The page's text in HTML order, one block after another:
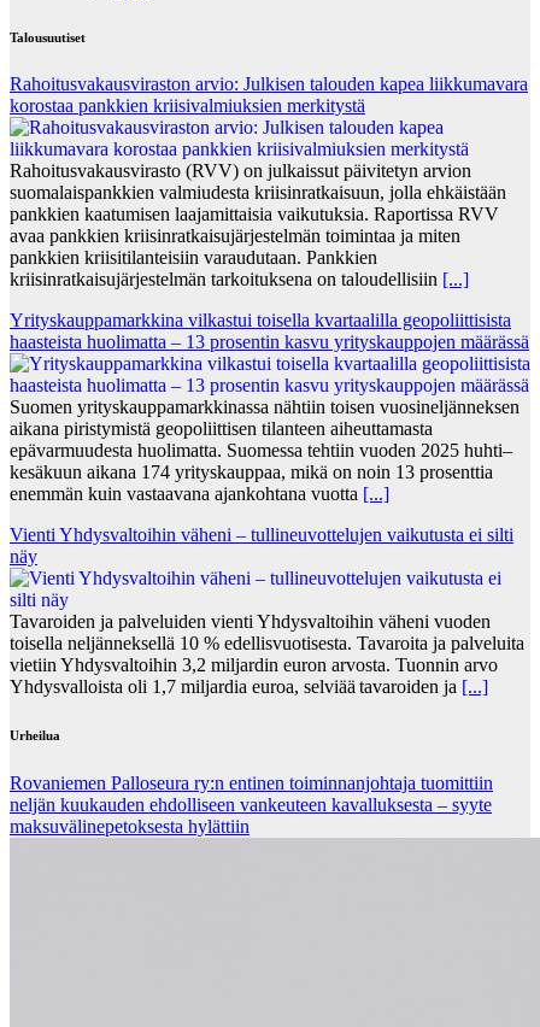
Talousuutiset
Rahoitusvakausviraston arvio: Julkisen talouden kapea liikkumavara
korostaa pankkien kriisivalmiuksien merkitystä
Rahoitusvakausvirasto (RVV) on julkaissut päivitetyn arvion
suomalaispankkien valmiudesta kriisinratkaisuun, jolla ehkäistään
pankkien kaatumisen laajamittaisia vaikutuksia. Raportissa RVV
avaa pankkien kriisinratkaisujärjestelmän toimintaa ja miten
pankkien kriisitilanteisiin varaudutaan. Pankkien
kriisinratkaisujärjestelmän tarkoituksena on taloudellisiin [...]
Yrityskauppamarkkina vilkastui toisella kvartaalilla geopoliittisista
haasteista huolimatta – 13 prosentin kasvu yrityskauppojen määrässä
Suomen yrityskauppamarkkinassa nähtiin toisen vuosineljänneksen
aikana piristymistä geopoliittisen tilanteen aiheuttamasta
epävarmuudesta huolimatta. Suomessa tehtiin vuoden 2025 huhti–
kesäkuun aikana 174 yrityskauppaa, mikä on noin 13 prosenttia
enemmän kuin vastaavana ajankohtana vuotta [...]
Vienti Yhdysvaltoihin väheni – tullineuvottelujen vaikutusta ei silti
näy
Tavaroiden ja palveluiden vienti Yhdysvaltoihin väheni vuoden
toisella neljänneksellä 10 % edellisvuotisesta. Tavaroita ja palveluita
vietiin Yhdysvaltoihin 3,2 miljardin euron arvosta. Tuonnin arvo
Yhdysvalloista oli 1,7 miljardia euroa, selviää tavaroiden ja [...]
Urheilua
Rovaniemen Palloseura ry:n entinen toiminnanjohtaja tuo­mit­tiin
neljän kuu­kau­den eh­dol­li­seen van­keu­teen ka­val­luk­ses­ta – syyte
mak­su­vä­li­ne­pe­tok­ses­ta hy­lät­tiin